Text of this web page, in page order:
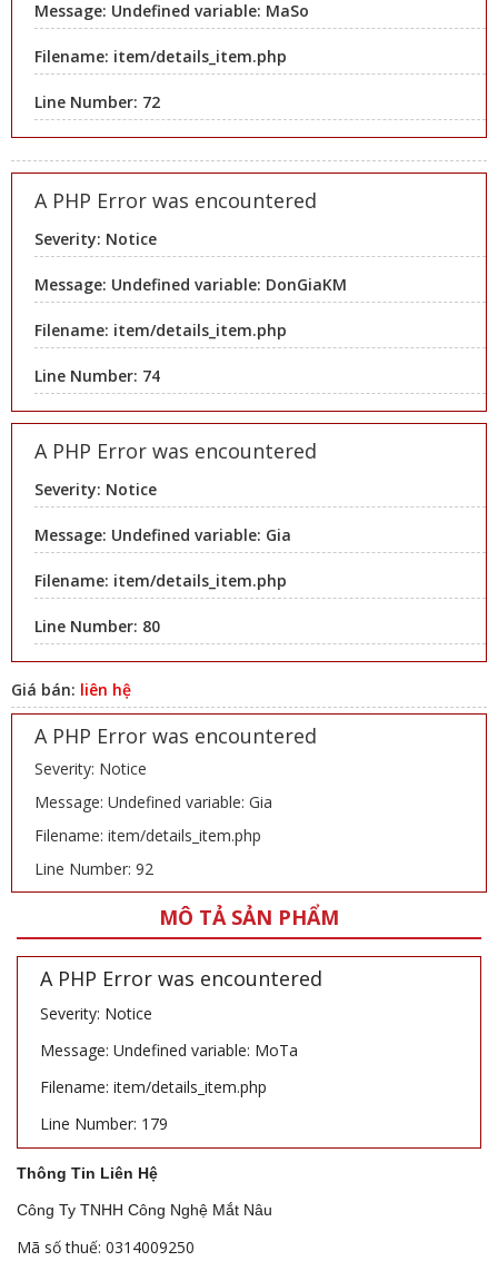
Message: Undefined variable: MaSo
Filename: item/details_item.php
Line Number: 72
A PHP Error was encountered
Severity: Notice
Message: Undefined variable: DonGiaKM
Filename: item/details_item.php
Line Number: 74
A PHP Error was encountered
Severity: Notice
Message: Undefined variable: Gia
Filename: item/details_item.php
Line Number: 80
Giá bán: liên hệ
A PHP Error was encountered
Severity: Notice
Message: Undefined variable: Gia
Filename: item/details_item.php
Line Number: 92
MÔ TẢ SẢN PHẨM
A PHP Error was encountered
Severity: Notice
Message: Undefined variable: MoTa
Filename: item/details_item.php
Line Number: 179
Thông Tin Liên Hệ
Công Ty TNHH Công Nghệ Mắt Nâu
Mã số thuế: 0314009250